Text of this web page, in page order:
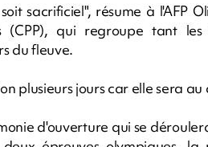
sacrificiel", résume à l'AFP
(CPP), qui regroupe tant
du fleuve.
plusieurs jours car elle sera au
d'ouverture qui se